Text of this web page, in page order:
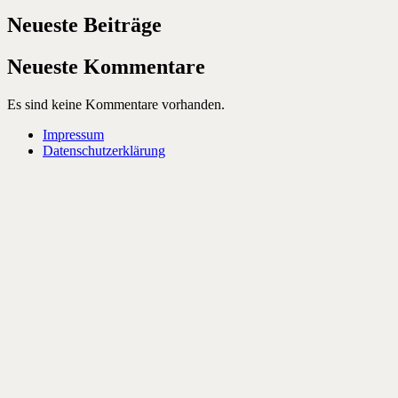
Neueste Beiträge
Neueste Kommentare
Es sind keine Kommentare vorhanden.
Impressum
Datenschutzerklärung